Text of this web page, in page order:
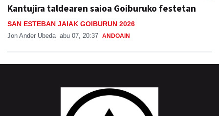
Jon Ander Ubeda